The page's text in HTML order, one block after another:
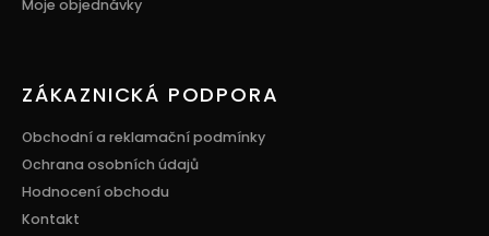
Moje objednávky
ZÁKAZNICKÁ PODPORA
Obchodní a reklamační podmínky
Ochrana osobních údajů
Hodnocení obchodu
Kontakt